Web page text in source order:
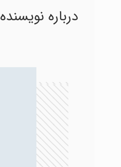
درباره نویسنده